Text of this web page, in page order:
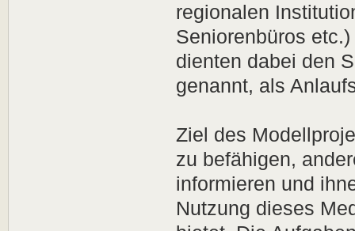
regionalen
Seniorenbüros
dienten dabei den
genannt, als
Ziel des
zu befähigen,
informieren und
Nutzung dieses